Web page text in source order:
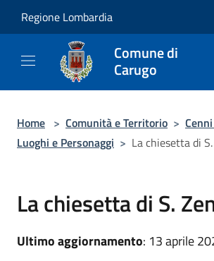
Regione Lombardia
Comune di
Carugo
Home > Comunità e Territorio >
Luoghi e Personaggi > La chiesetta di
La chiesetta di S.
Ultimo aggiornamento: 13 aprile